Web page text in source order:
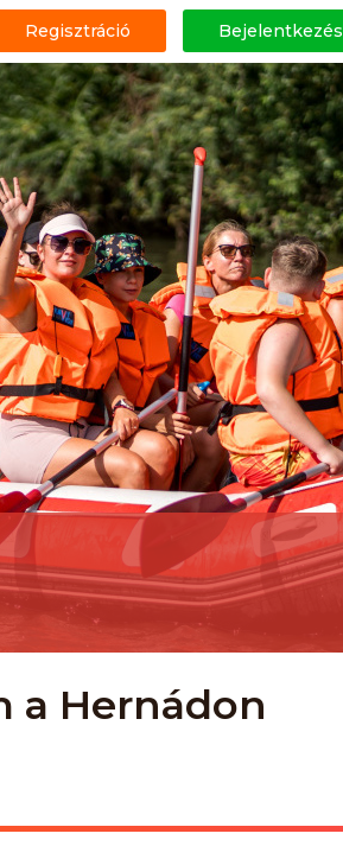
Regisztráció Bejelentkezés
a Hernádon